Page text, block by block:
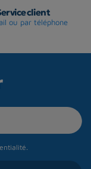
client
ou par téléphone
.